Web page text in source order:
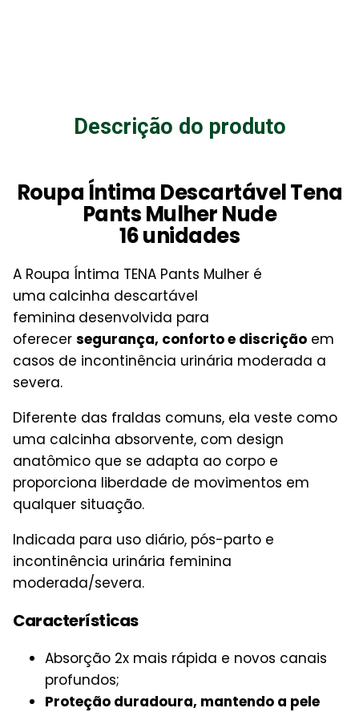
Descrição do produto
Roupa Íntima Descartável Tena
Pants Mulher Nude
16 unidades
A Roupa Íntima TENA Pants Mulher é
uma calcinha descartável
feminina desenvolvida para
oferecer segurança, conforto e discrição em
casos de incontinência urinária moderada a
severa.
Diferente das fraldas comuns, ela veste como
uma calcinha absorvente, com design
anatômico que se adapta ao corpo e
proporciona liberdade de movimentos em
qualquer situação.
Indicada para uso diário, pós-parto e
incontinência urinária feminina
moderada/severa.
Características
Absorção 2x mais rápida e novos canais
profundos;
Proteção duradoura, mantendo a pele